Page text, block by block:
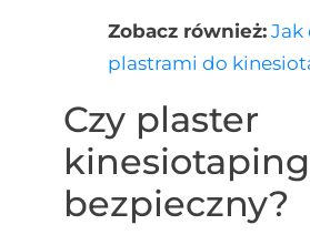
Zobacz również: Jak
plastrami do
Czy plaster
bezpieczny?